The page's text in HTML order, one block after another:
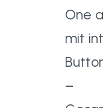
One
mit
–